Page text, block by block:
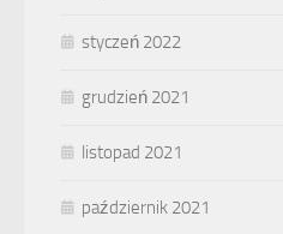
styczeń 2022
grudzień 2021
listopad 2021
październik 2021